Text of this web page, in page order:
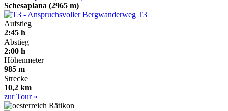
Schesaplana (2965 m)
T3
Aufstieg
2:45 h
Abstieg
2:00 h
Höhenmeter
985 m
Strecke
10,2 km
zur Tour »
Rätikon